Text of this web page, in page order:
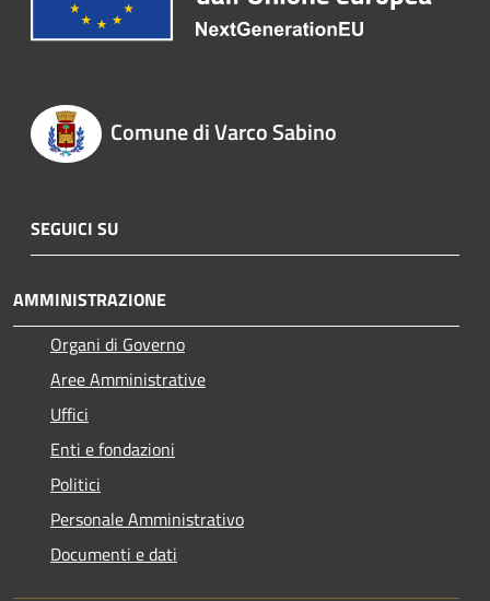
Comune di Varco Sabino
SEGUICI SU
AMMINISTRAZIONE
Organi di Governo
Aree Amministrative
Uffici
Enti e fondazioni
Politici
Personale Amministrativo
Documenti e dati